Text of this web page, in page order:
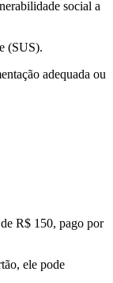
social a
(SUS).
adequada ou
R$ 150, pago por
ele pode